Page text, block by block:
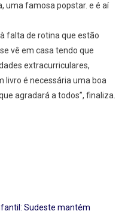
uma famosa popstar. e é aí
falta de rotina que estão
vê em casa tendo que
extracurriculares,
livro é necessária uma boa
agradará a todos”, finaliza.
Sudeste mantém